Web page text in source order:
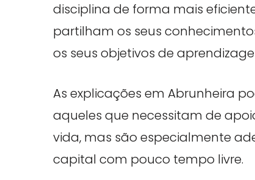
disciplina de forma mais
partilham os seus
os seus objetivos de
As explicações em Abrunheira
aqueles que necessitam de
vida, mas são especialmente
capital com pouco tempo livre.